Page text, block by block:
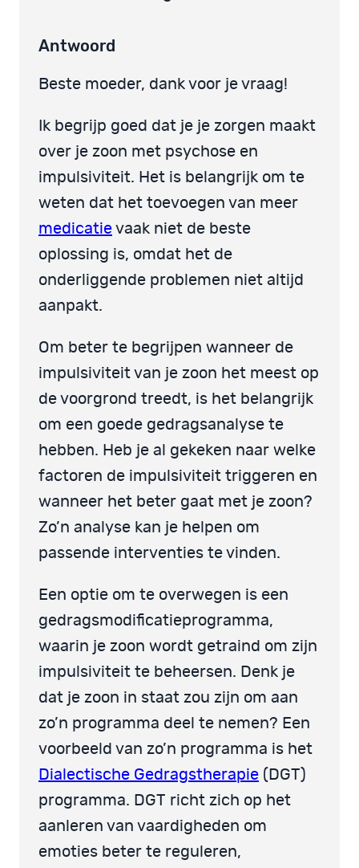
Antwoord
Beste moeder, dank voor je vraag!
Ik begrijp goed dat je je zorgen maakt
over je zoon met psychose en
impulsiviteit. Het is belangrijk om te
weten dat het toevoegen van meer
medicatie vaak niet de beste
oplossing is, omdat het de
onderliggende problemen niet altijd
aanpakt.
Om beter te begrijpen wanneer de
impulsiviteit van je zoon het meest op
de voorgrond treedt, is het belangrijk
om een goede gedragsanalyse te
hebben. Heb je al gekeken naar welke
factoren de impulsiviteit triggeren en
wanneer het beter gaat met je zoon?
Zo’n analyse kan je helpen om
passende interventies te vinden.
Een optie om te overwegen is een
gedragsmodificatieprogramma,
waarin je zoon wordt getraind om zijn
impulsiviteit te beheersen. Denk je
dat je zoon in staat zou zijn om aan
zo’n programma deel te nemen? Een
voorbeeld van zo’n programma is het
Dialectische Gedragstherapie (DGT)
programma. DGT richt zich op het
aanleren van vaardigheden om
emoties beter te reguleren,